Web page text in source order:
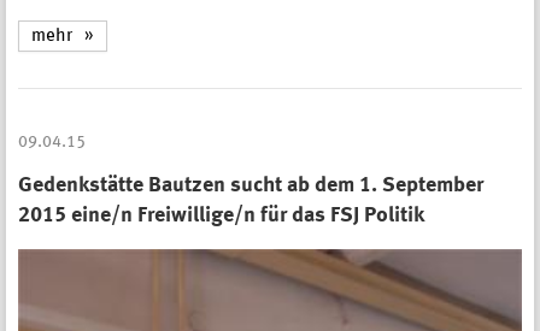
mehr
09.04.15
Gedenkstätte Bautzen sucht ab dem 1. September
2015 eine/n Freiwillige/n für das FSJ Politik